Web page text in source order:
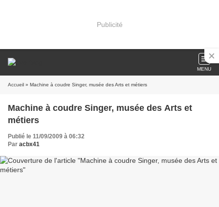
Publicité
MENU
Accueil » Machine à coudre Singer, musée des Arts et métiers
Machine à coudre Singer, musée des Arts et
métiers
Publié le 11/09/2009 à 06:32
Par acbx41